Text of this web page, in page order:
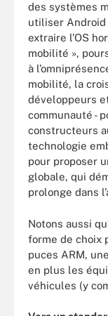
des systèmes
utiliser Android
extraire l’OS
mobilité »,
à
mobilité, la
développeurs
communauté -
constructeurs
technologie
pour proposer
globale, qui
prolonge dans
Notons aussi
forme de choix
puces ARM,
en plus les
véhicules (y